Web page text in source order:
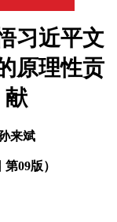
习近平文
原理性贡
献
来斌
第09版）